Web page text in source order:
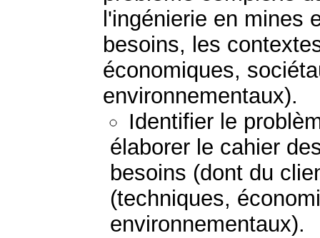
l'ingénierie en mines
besoins, les
économiques,
environnementaux).
Identifier le
élaborer le cahier
besoins (dont du
(techniques,
environnementaux).